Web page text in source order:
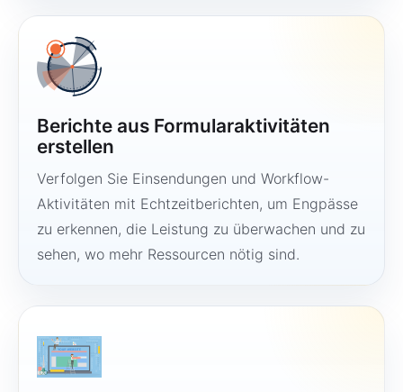
Berichte aus Formularaktivitäten
erstellen
Verfolgen Sie Einsendungen und Workflow-
Aktivitäten mit Echtzeitberichten, um Engpässe
zu erkennen, die Leistung zu überwachen und zu
sehen, wo mehr Ressourcen nötig sind.